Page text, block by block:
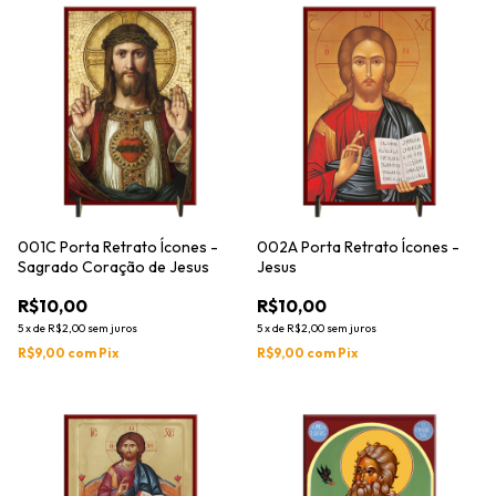
001C Porta Retrato Ícones -
Sagrado Coração de Jesus
R$10,00
5xde R$2,00 sem juros
R$9,00 com Pix
002A Porta Retrato Ícones -
Jesus
R$10,00
5xde R$2,00 sem juros
R$9,00 com Pix